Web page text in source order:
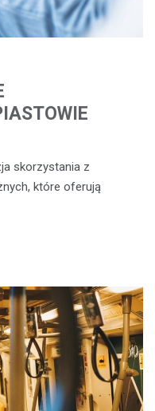
skorzystania z
które oferują